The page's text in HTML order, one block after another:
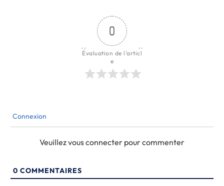
0
Évaluation de l'articl
e
Connexion
Veuillez vous connecter pour commenter
0 COMMENTAIRES